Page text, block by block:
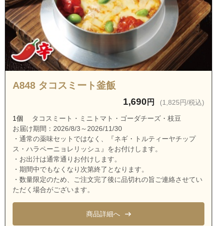
A848 タコスミート釜飯
1,690 円 (1,825円/税込)
1個
タコスミート・ミニトマト・ゴーダチーズ・枝豆
お届け期間：2026/8/3～2026/11/30
・通常の薬味セットではなく、『ネギ・トルティーヤチップ
ス・ハラペーニョレリッシュ』をお付けします。
・お出汁は通常通りお付けします。
・期間中でもなくなり次第終了となります。
・数量限定のため、ご注文完了後に品切れの旨ご連絡させてい
ただく場合がございます。
商品詳細へ